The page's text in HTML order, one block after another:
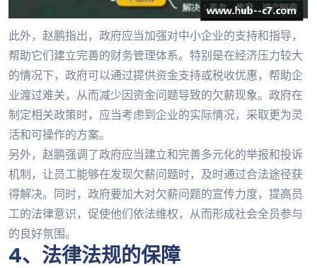
此外，赵鹏指出，政府应当加强对中小企业的支持和指导，
帮助它们建立完善的财务管理体系。特别是在经济压力较大
的情况下，政府可以通过提供资金支持或税收优惠，帮助企
业渡过难关，从而减少因资金问题导致的欠薪现象。政府在
制定相关政策时，应当考虑到企业的实际情况，采取更为灵
活和可操作的方案。
另外，赵鹏强调了政府应当建立和完善多元化的举报和投诉
机制，让员工能够在发现欠薪问题时，及时通过合法途径获
得解决。同时，政府要加大对欠薪问题的宣传力度，提高员
工的法律意识，促使他们依法维权，从而形成社会全员参与
的良好氛围。
4、法律法规的保障